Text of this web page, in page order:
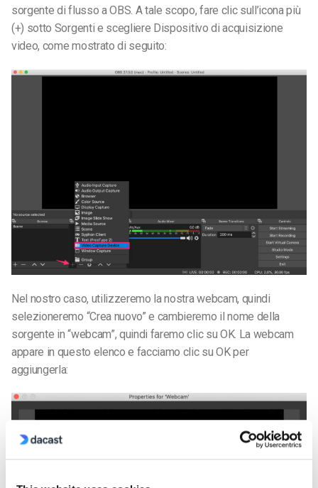
sorgente di flusso a OBS. A tale scopo, fare clic sull’icona più
(+) sotto Sorgenti e scegliere Dispositivo di acquisizione
video, come mostrato di seguito:
Nel nostro caso, utilizzeremo la nostra webcam, quindi
selezioneremo “Crea nuovo” e cambieremo il nome della
sorgente in “webcam”, quindi faremo clic su OK. La webcam
appare in questo elenco e facciamo clic su OK per
aggiungerla: